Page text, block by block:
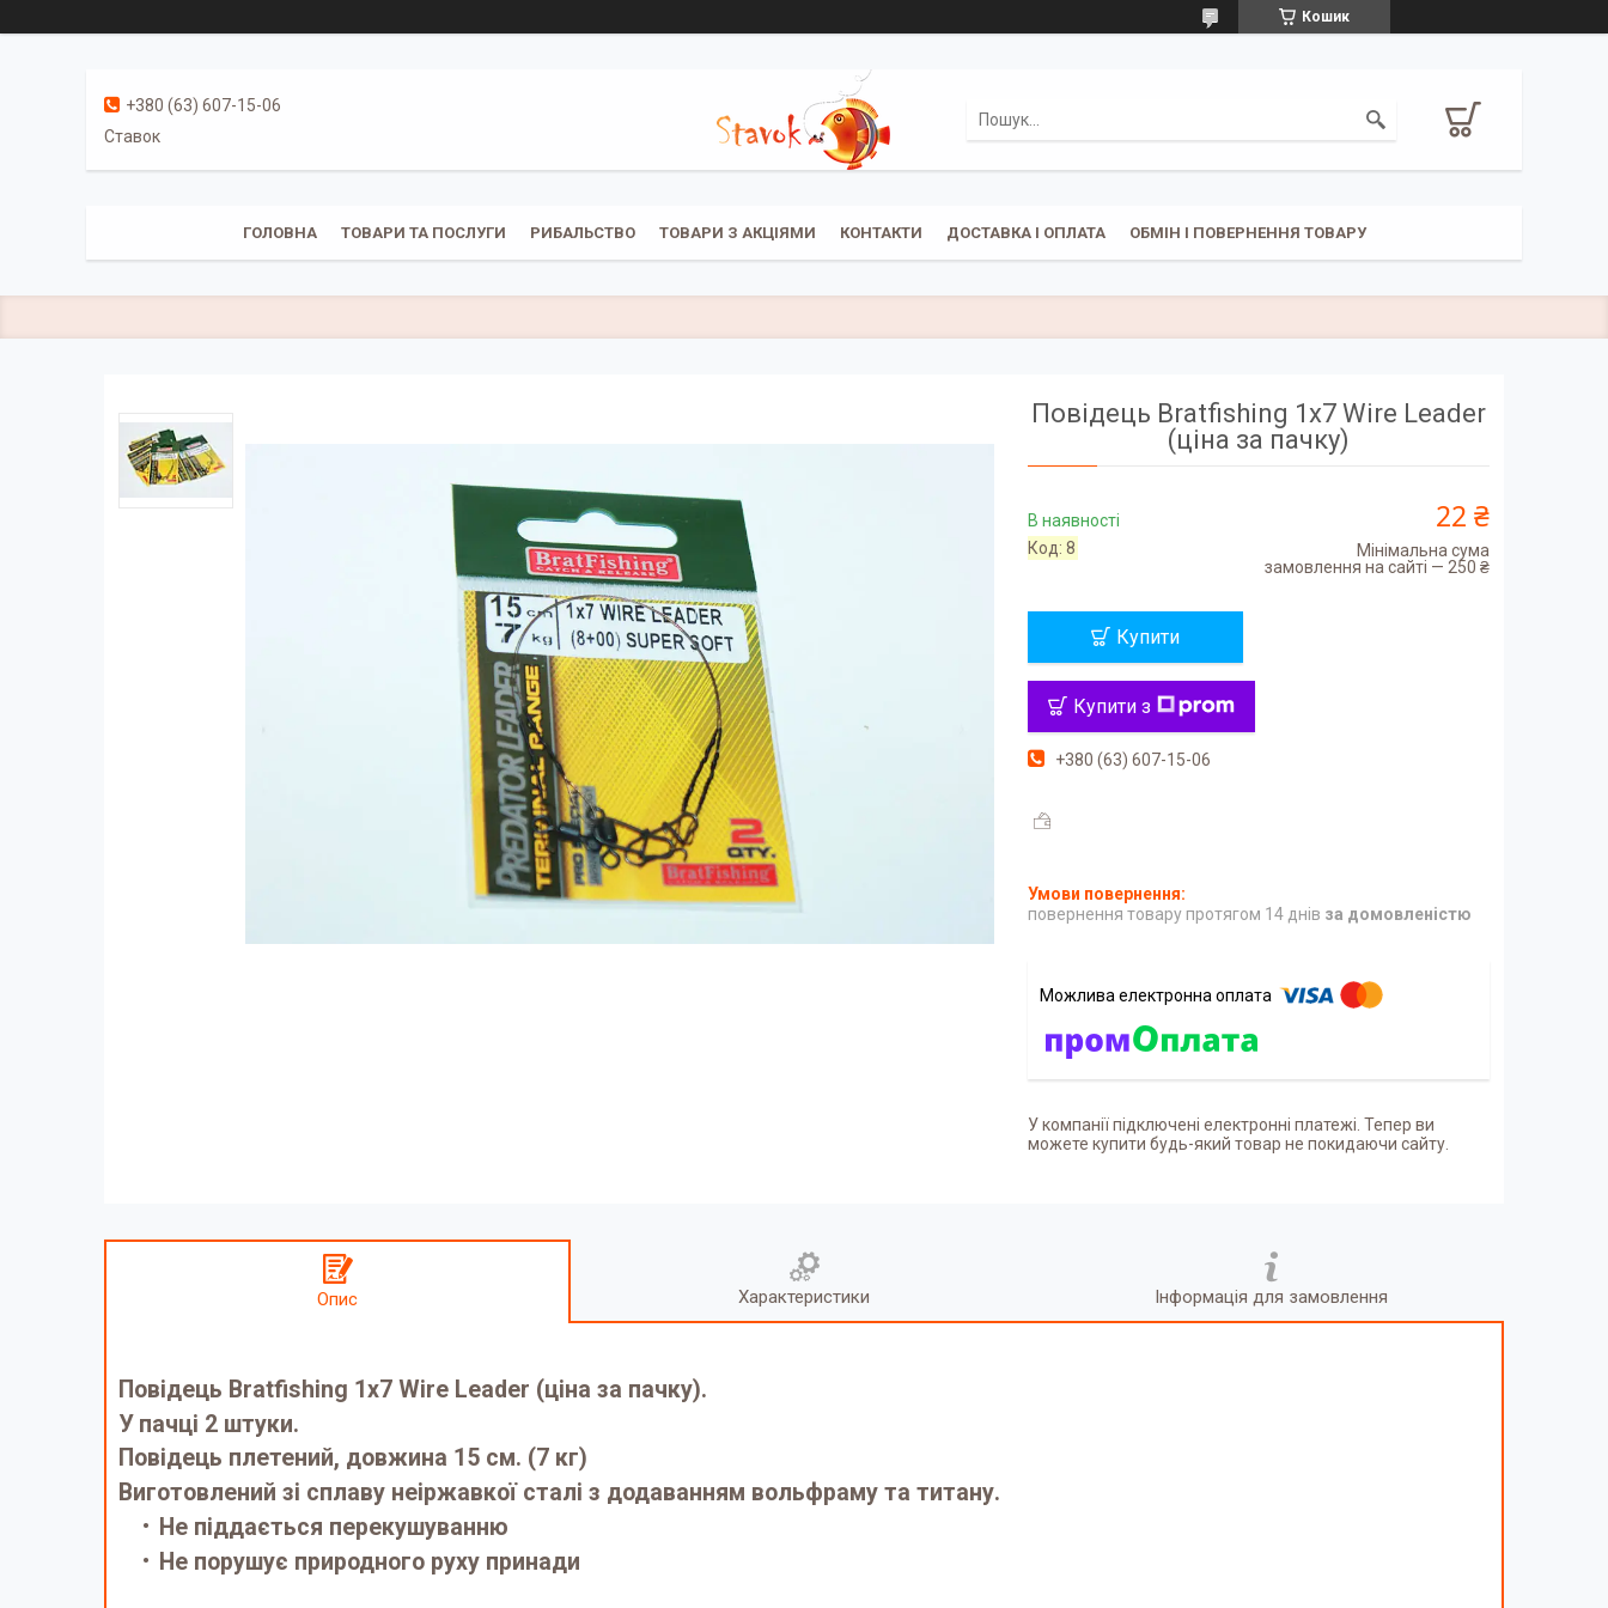
Кошик
+380 (63) 607-15-06
Ставок
ГОЛОВНА ТОВАРИ ТА ПОСЛУГИ РИБАЛЬСТВО ТОВАРИ З АКЦІЯМИ КОНТАКТИ ДОСТАВКА І ОПЛАТА ОБМІН І ПОВЕРНЕННЯ ТОВАРУ
Повідець Bratfishing 1х7 Wire Leader
(ціна за пачку)
В наявності
Код:8
22 ₴
Мінімальна сума
замовлення на сайті — 250 ₴
Купити
Купити з
+380 (63) 607-15-06
повернення товару протягом 14 днів за домовленістю
У компанії підключені електронні платежі. Тепер ви
можете купити будь-який товар не покидаючи сайту.
Опис Характеристики Інформація для замовлення
Повідець Bratfishing 1х7 Wire Leader (ціна за пачку).
У пачці 2 штуки.
Повідець плетений, довжина 15 см. (7 кг)
Виготовлений зі сплаву неіржавкої сталі з додаванням вольфраму та титану.
Не піддається перекушуванню
Не порушує природного руху принади